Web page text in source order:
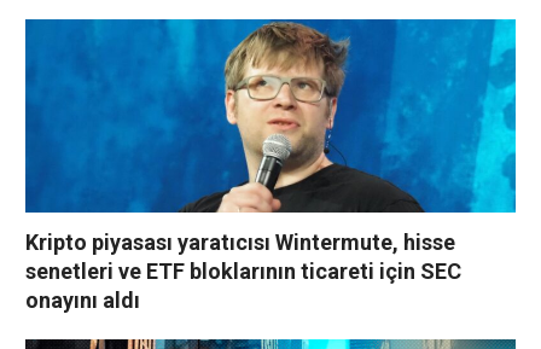
Kripto piyasası yaratıcısı Wintermute, hisse
senetleri ve ETF bloklarının ticareti için SEC
onayını aldı